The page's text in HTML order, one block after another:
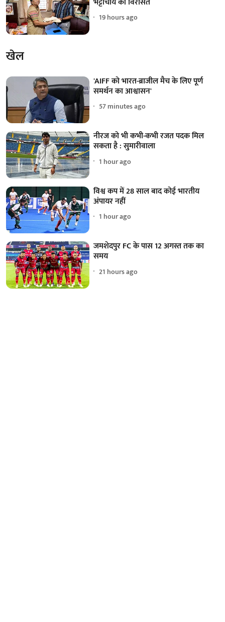
19 hours ago
खेल
'AIFF को भारत-ब्राजील मैच के लिए पूर्ण
समर्थन का आश्वासन'
57 minutes ago
नीरज को भी कभी-कभी रजत पदक मिल
सकता है : सुमारीवाला
1 hour ago
विश्व कप में 28 साल बाद कोई भारतीय
अंपायर नहीं
1 hour ago
जमशेदपुर FC के पास 12 अगस्त तक का
समय
21 hours ago